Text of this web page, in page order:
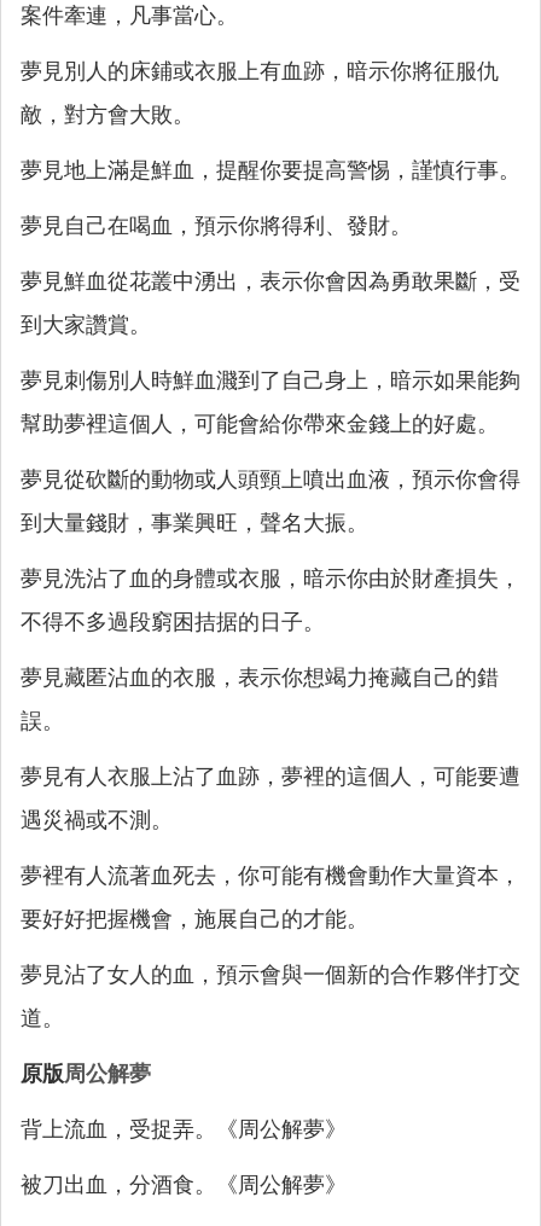
案件牽連，凡事當心。
夢見別人的床鋪或衣服上有血跡，暗示你將征服仇
敵，對方會大敗。
夢見地上滿是鮮血，提醒你要提高警惕，謹慎行事。
夢見自己在喝血，預示你將得利、發財。
夢見鮮血從花叢中湧出，表示你會因為勇敢果斷，受
到大家讚賞。
夢見刺傷別人時鮮血濺到了自己身上，暗示如果能夠
幫助夢裡這個人，可能會給你帶來金錢上的好處。
夢見從砍斷的動物或人頭頸上噴出血液，預示你會得
到大量錢財，事業興旺，聲名大振。
夢見洗沾了血的身體或衣服，暗示你由於財產損失，
不得不多過段窮困拮据的日子。
夢見藏匿沾血的衣服，表示你想竭力掩藏自己的錯
誤。
夢見有人衣服上沾了血跡，夢裡的這個人，可能要遭
遇災禍或不測。
夢裡有人流著血死去，你可能有機會動作大量資本，
要好好把握機會，施展自己的才能。
夢見沾了女人的血，預示會與一個新的合作夥伴打交
道。
原版周公解夢
背上流血，受捉弄。《周公解夢》
被刀出血，分酒食。《周公解夢》